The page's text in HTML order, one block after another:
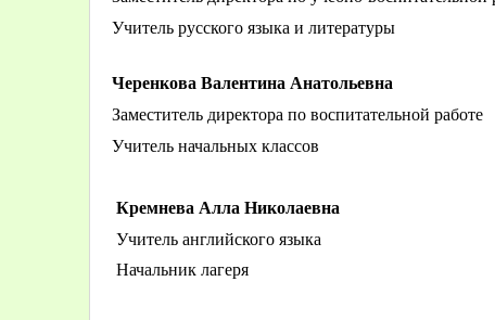
Учитель русского языка и литературы
Черенкова Валентина Анатольевна
Заместитель директора по воспитательной работе
Учитель начальных классов
Кремнева Алла Николаевна
Учитель английского языка
Начальник лагеря